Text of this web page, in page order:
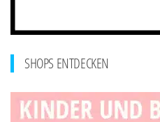
SHOPS ENTDECKEN